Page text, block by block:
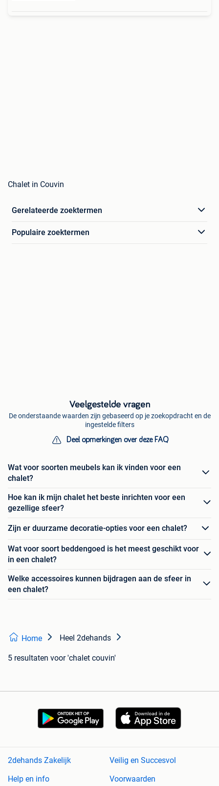
Chalet in Couvin
Gerelateerde zoektermen
Populaire zoektermen
Veelgestelde vragen
De onderstaande waarden zijn gebaseerd op je zoekopdracht en de
ingestelde filters
Deel opmerkingen over deze FAQ
Wat voor soorten meubels kan ik vinden voor een
chalet?
Hoe kan ik mijn chalet het beste inrichten voor een
gezellige sfeer?
Zijn er duurzame decoratie-opties voor een chalet?
Wat voor soort beddengoed is het meest geschikt voor
in een chalet?
Welke accessoires kunnen bijdragen aan de sfeer in
een chalet?
Home Heel 2dehands
5 resultaten voor 'chalet couvin'
2dehands Zakelijk
Veilig en Succesvol
Help en info
Voorwaarden